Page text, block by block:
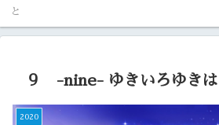
と
９ -nine- ゆきいろゆきは
2020